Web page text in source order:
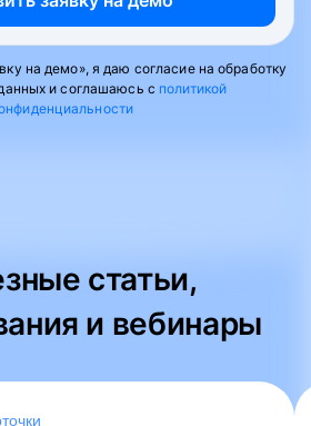
на демо», я даю согласие на обработку
и соглашаюсь с политикой
статьи,
и вебинары